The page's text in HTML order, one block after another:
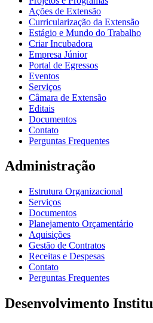
Ações de Extensão
Curricularização da Extensão
Estágio e Mundo do Trabalho
Criar Incubadora
Empresa Júnior
Portal de Egressos
Eventos
Serviços
Câmara de Extensão
Editais
Documentos
Contato
Perguntas Frequentes
Administração
Estrutura Organizacional
Serviços
Documentos
Planejamento Orçamentário
Aquisições
Gestão de Contratos
Receitas e Despesas
Contato
Perguntas Frequentes
Desenvolvimento